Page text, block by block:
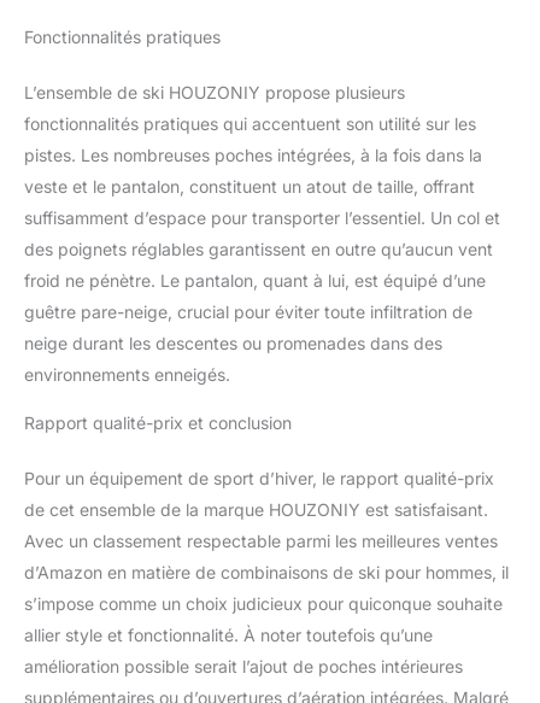
qualité, le tissu à trois
conserver la température
du corps, vous gardant
au chaud pendant l'hiver
; le tissu résistant à
l'abrasion et aux
déchirures n'est pas
facile à user. Occasion :
Convient pour le ski, le
patinage, le
camping, la montagne, le
air ensoleillés, la neige, le
vent, les nuages ou les
jours de pluie.
Fonctionnalités pratiques
L’ensemble de ski HOUZONIY propose plusieurs
fonctionnalités pratiques qui accentuent son utilité sur les
pistes. Les nombreuses poches intégrées, à la fois dans la
veste et le pantalon, constituent un atout de taille, offrant
suffisamment d’espace pour transporter l’essentiel. Un col et
des poignets réglables garantissent en outre qu’aucun vent
froid ne pénètre. Le pantalon, quant à lui, est équipé d’une
guêtre pare-neige, crucial pour éviter toute infiltration de
neige durant les descentes ou promenades dans des
environnements enneigés.
Rapport qualité-prix et conclusion
Pour un équipement de sport d’hiver, le rapport qualité-prix
de cet ensemble de la marque HOUZONIY est satisfaisant.
Avec un classement respectable parmi les meilleures ventes
d’Amazon en matière de combinaisons de ski pour hommes, il
s’impose comme un choix judicieux pour quiconque souhaite
allier style et fonctionnalité. À noter toutefois qu’une
amélioration possible serait l’ajout de poches intérieures
supplémentaires ou d’ouvertures d’aération intégrées. Malgré